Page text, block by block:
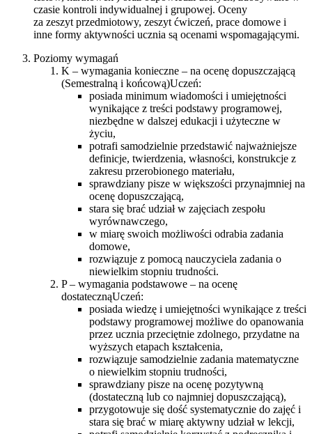
czasie kontroli indywidualnej i grupowej. Oceny
za zeszyt przedmiotowy, zeszyt ćwiczeń, prace domowe i
inne formy aktywności ucznia są ocenami wspomagającymi.
Poziomy wymagań
K – wymagania konieczne – na ocenę dopuszczającą
(Semestralną i końcową)Uczeń:
posiada minimum wiadomości i umiejętności
wynikające z treści podstawy programowej,
niezbędne w dalszej edukacji i użyteczne w
życiu,
potrafi samodzielnie przedstawić najważniejsze
definicje, twierdzenia, własności, konstrukcje z
zakresu przerobionego materiału,
sprawdziany pisze w większości przynajmniej na
ocenę dopuszczającą,
stara się brać udział w zajęciach zespołu
wyrównawczego,
w miarę swoich możliwości odrabia zadania
domowe,
rozwiązuje z pomocą nauczyciela zadania o
niewielkim stopniu trudności.
P – wymagania podstawowe – na ocenę
dostatecznąUczeń:
posiada wiedzę i umiejętności wynikające z treści
podstawy programowej możliwe do opanowania
przez ucznia przeciętnie zdolnego, przydatne na
wyższych etapach kształcenia,
rozwiązuje samodzielnie zadania matematyczne
o niewielkim stopniu trudności,
sprawdziany pisze na ocenę pozytywną
(dostateczną lub co najmniej dopuszczającą),
przygotowuje się dość systematycznie do zajęć i
stara się brać w miarę aktywny udział w lekcji,